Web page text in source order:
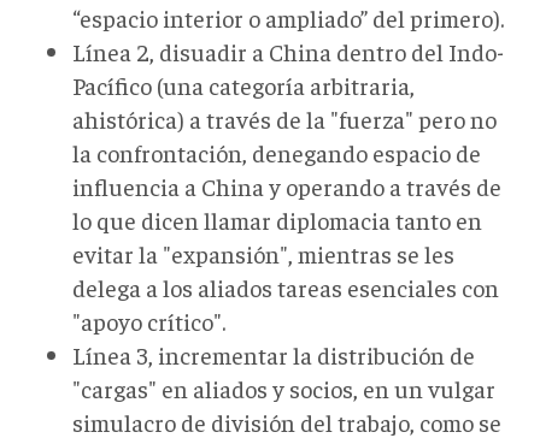
“espacio interior o ampliado” del primero).
Línea 2, disuadir a China dentro del Indo-
Pacífico (una categoría arbitraria,
ahistórica) a través de la "fuerza" pero no
la confrontación, denegando espacio de
influencia a China y operando a través de
lo que dicen llamar diplomacia tanto en
evitar la "expansión", mientras se les
delega a los aliados tareas esenciales con
"apoyo crítico".
Línea 3, incrementar la distribución de
"cargas" en aliados y socios, en un vulgar
simulacro de división del trabajo, como se